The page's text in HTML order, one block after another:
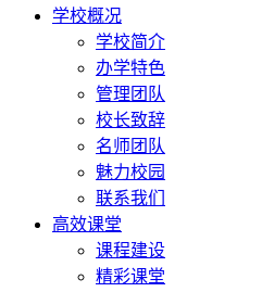
学校概况
学校简介
办学特色
管理团队
校长致辞
名师团队
魅力校园
联系我们
高效课堂
课程建设
精彩课堂